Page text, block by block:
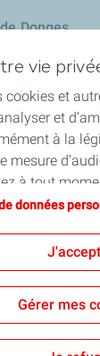
Donges
vie
cookies et
et
à la
mesure
à tout
en cliquant
de
sur « Je
au bon
plus
données
Gérer mes